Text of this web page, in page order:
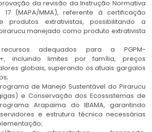
da revisão da Instrução Normativa
17 (MAPA/MMA), referente à certificação
produtos extrativistas, possibilitando a
manejado como produto extrativista
recursos adequados para a PGPM-
incluindo limites por família, preços
globais, superando os atuais gargalos
de Manejo Sustentável do Pirarucu
e Conservação dos Ecossistemas de
Arapaima do IBAMA, garantindo
e estrutura técnica necessárias